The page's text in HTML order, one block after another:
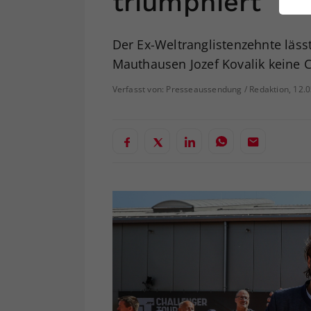
Der Ex-Weltranglistenzehnte
Mauthausen Jozef Kovalik keine
Verfasst von: Presseaussendung / Redaktion,